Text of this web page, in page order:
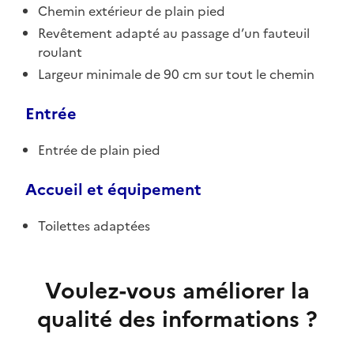
Chemin extérieur de plain pied
Revêtement adapté au passage d’un fauteuil
roulant
Largeur minimale de 90 cm sur tout le chemin
Entrée
Entrée de plain pied
Accueil et équipement
Toilettes adaptées
Voulez-vous améliorer la
qualité des informations ?